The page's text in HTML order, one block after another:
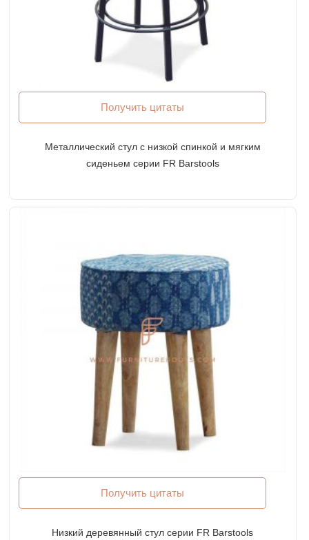
Получить цитаты
Металлический стул с низкой спинкой и мягким
сиденьем серии FR Barstools
Получить цитаты
Низкий деревянный стул серии FR Barstools